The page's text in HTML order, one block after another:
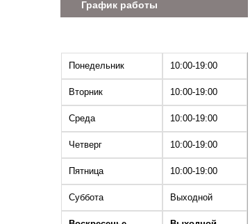
График работы
Понедельник 10:00-19:00
Вторник 10:00-19:00
Среда 10:00-19:00
Четверг 10:00-19:00
Пятница 10:00-19:00
Суббота Выходной